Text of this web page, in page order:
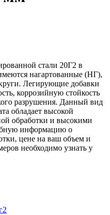
стали 20Г2 в
нагартованные (НГ),
Легирующие добавки
коррозийную стойкость
разрушения. Данный вид
обладает высокой
обработки и высокими
информацию о
цене на ваш объем и
необходимо узнать у